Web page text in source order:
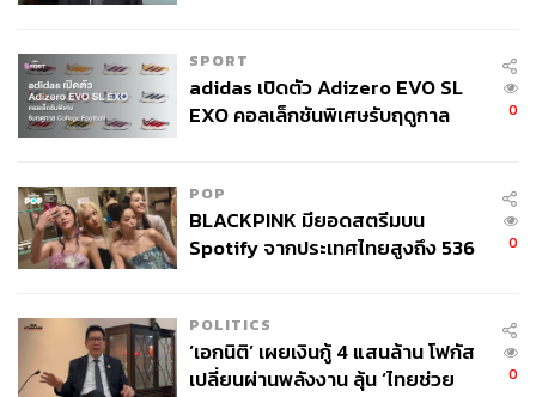
พิสูจน์อักษร: พรนภัส ชำนาญค้า
TAGS: เชื้อไวรัสโคโรนา COVID-19
โควิด-19
Herd Immunity
วัคซีนไวรัสโคโรนา
สุดารัตน์ เกยุราพันธุ์
SPORT
adidas เปิดตัว Adizero EVO SL
EXO คอลเล็กชันพิเศษรับฤดูกาล
0
POP
BLACKPINK มียอดสตรีมบน
Spotify จากประเทศไทยสูงถึง 536
0
POLITICS
‘เอกนิติ’ เผยเงินกู้ 4 แสนล้าน โฟกัส
เปลี่ยนผ่านพลังงาน ลุ้น ‘ไทยช่วย
0